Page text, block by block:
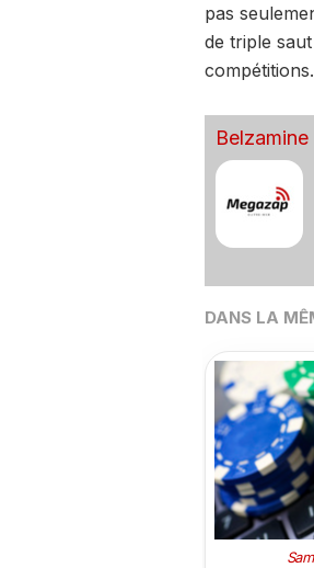
pas
de triple
compétitions.
DANS LA